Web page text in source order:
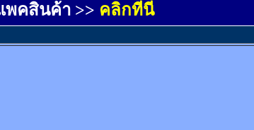
พคสินค้า >> คลิกที่นี่